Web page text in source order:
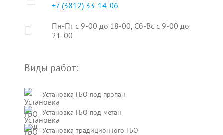
+7 (3812) 33-14-06
Пн-Пт с 9-00 до 18-00, Сб-Вс с 9-00 до
21-00
Виды работ:
Установка ГБО под пропан
Установка ГБО под метан
Установка традиционного ГБО